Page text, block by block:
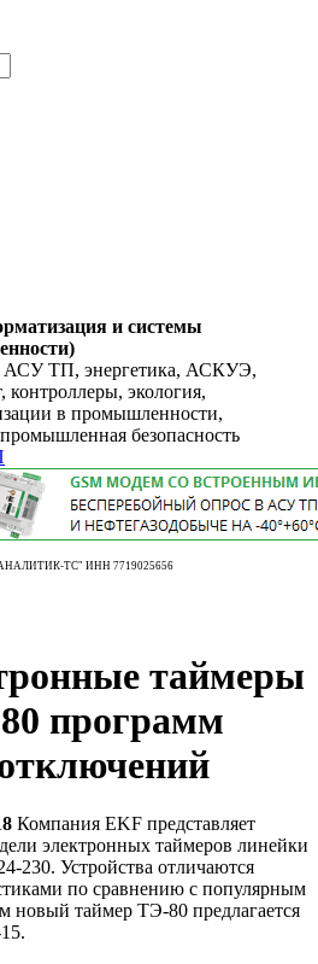
и системы
ТП, энергетика, АСКУЭ,
экология,
в промышленности,
безопасность
ТС" ИНН 7719025656
таймеры
программ
Компания EKF представляет
электронных таймеров линейки
230. Устройства отличаются
по сравнению с популярным
новый таймер ТЭ-80 предлагается